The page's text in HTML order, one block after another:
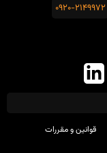
0920-2149972
قوانین و مقررات